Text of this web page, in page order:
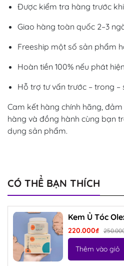
Được kiểm tra hàng trước
Giao hàng toàn quốc 2–3
Freeship một số sản phẩm
Hoàn tiền 100% nếu phát
Hỗ trợ tư vấn trước – trong –
Cam kết hàng chính hãng,
hàng và đồng hành cùng bạn
dụng sản phẩm.
CÓ THỂ BẠN THÍCH
Kem Ủ Tóc
220.000₫
Thêm vào giỏ